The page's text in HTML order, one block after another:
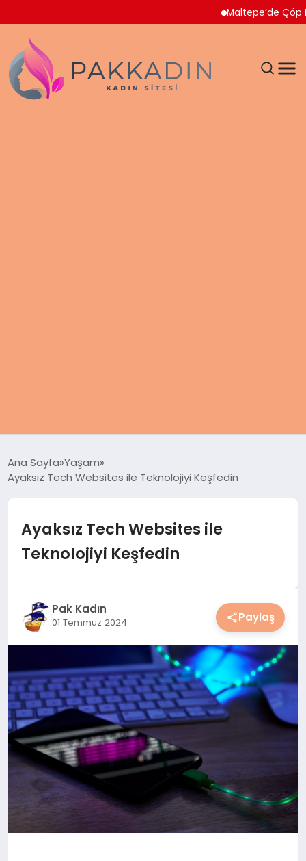
Maltepe’de Çöp Ev
SAĞLIK
MAGAZIN
YAŞAM
KIMDIR?
HESAPLAMALAR
Ana Sayfa Yaşam
Ayaksız Tech Websites ile Teknolojiyi Keşfedin
Ayaksız Tech Websites ile
Teknolojiyi Keşfedin
Pak Kadın
01 Temmuz 2024 Paylaş